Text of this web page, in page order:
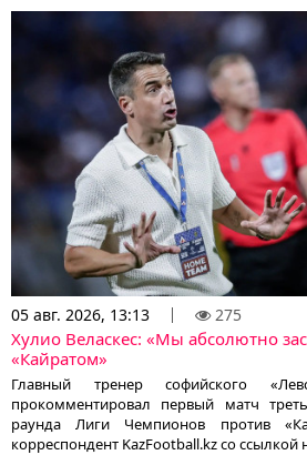
05 авг. 2026, 13:13 275
Хулио Веласкес: «Мы абсолютно
«Кайратом»
Главный тренер софийского
прокомментировал первый матч
раунда Лиги Чемпионов против
корреспондент KazFootball.kz со ссылкой